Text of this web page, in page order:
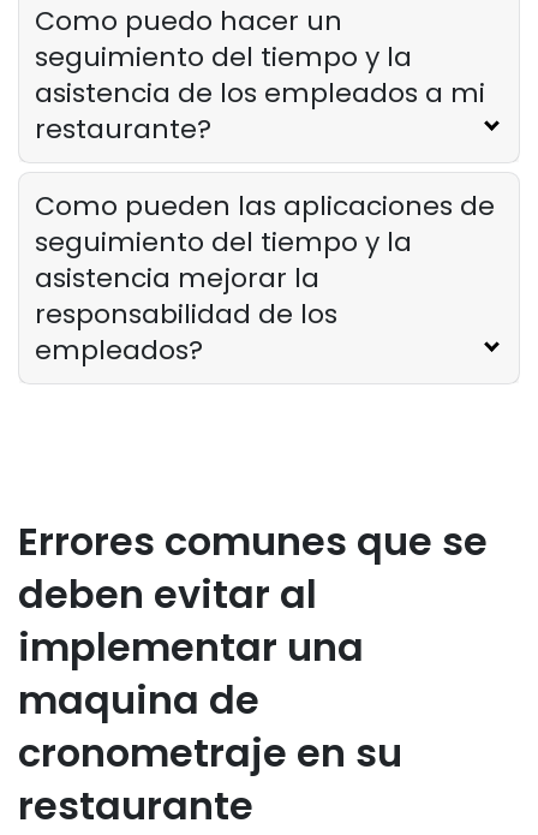
Como puedo hacer un
seguimiento del tiempo y la
asistencia de los empleados a mi
restaurante?
Como pueden las aplicaciones de
seguimiento del tiempo y la
asistencia mejorar la
responsabilidad de los
empleados?
Errores comunes que se
deben evitar al
implementar una
maquina de
cronometraje en su
restaurante